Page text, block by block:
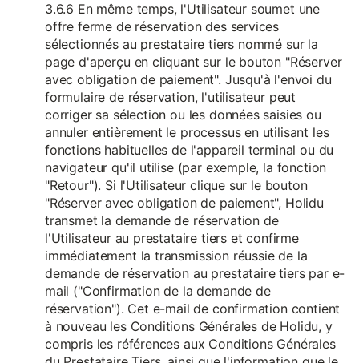
3.6.6 En même temps, l'Utilisateur soumet une
offre ferme de réservation des services
sélectionnés au prestataire tiers nommé sur la
page d'aperçu en cliquant sur le bouton "Réserver
avec obligation de paiement". Jusqu'à l'envoi du
formulaire de réservation, l'utilisateur peut
corriger sa sélection ou les données saisies ou
annuler entièrement le processus en utilisant les
fonctions habituelles de l'appareil terminal ou du
navigateur qu'il utilise (par exemple, la fonction
"Retour"). Si l'Utilisateur clique sur le bouton
"Réserver avec obligation de paiement", Holidu
transmet la demande de réservation de
l'Utilisateur au prestataire tiers et confirme
immédiatement la transmission réussie de la
demande de réservation au prestataire tiers par e-
mail ("Confirmation de la demande de
réservation"). Cet e-mail de confirmation contient
à nouveau les Conditions Générales de Holidu, y
compris les références aux Conditions Générales